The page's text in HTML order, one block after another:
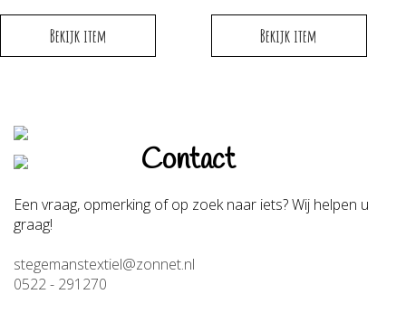
Bekijk item Bekijk item
Contact
Een vraag, opmerking of op zoek naar iets? Wij helpen u
graag!
stegemanstextiel@zonnet.nl
0522 - 291270